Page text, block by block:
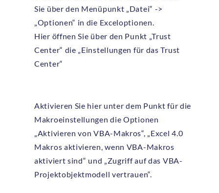
Sie über den Menüpunkt „Datei“ ->
„Optionen“ in die Exceloptionen.
Hier öffnen Sie über den Punkt „Trust
Center“ die „Einstellungen für das Trust
Center“
Aktivieren Sie hier unter dem Punkt für die
Makroeinstellungen die Optionen
„Aktivieren von VBA-Makros“, „Excel 4.0
Makros aktivieren, wenn VBA-Makros
aktiviert sind“ und „Zugriff auf das VBA-
Projektobjektmodell vertrauen“.